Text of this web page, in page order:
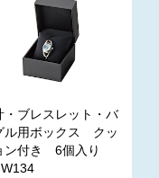
・ブレスレット・バ
ル用ボックス クッ
ン付き 6個入り